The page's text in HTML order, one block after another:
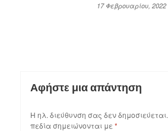
17 Φεβρουαρίου, 2022
Αφήστε μια απάντηση
Η ηλ. διεύθυνση σας δεν δημοσιεύεται.
πεδία σημειώνονται με *